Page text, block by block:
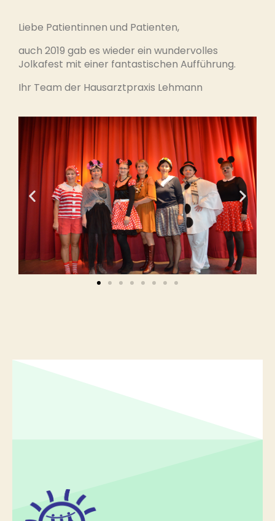
Liebe Patientinnen und Patienten,
auch 2019 gab es wieder ein wundervolles
Jolkafest mit einer fantastischen Aufführung.
Ihr Team der Hausarztpraxis Lehmann